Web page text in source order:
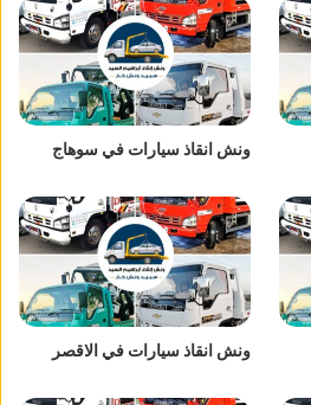
ونش انقاذ سيارات في سوهاج
ونش انقاذ سيارات في الاقصر